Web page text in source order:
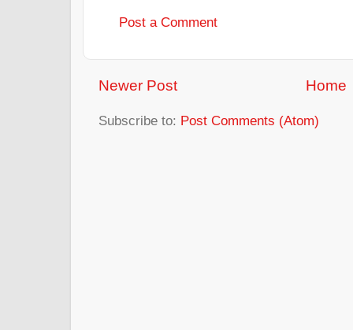
Post a Comment
Newer Post Home
Subscribe to: Post Comments (Atom)